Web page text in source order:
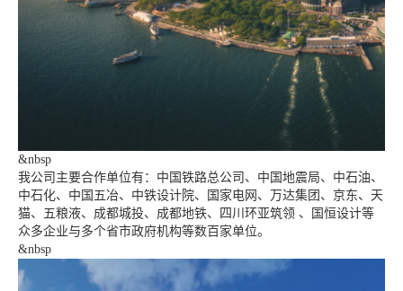
&nbsp
我公司主要合作单位有：中国铁路总公司、中国地震局、中石油、
中石化、中国五冶、中铁设计院、国家电网、万达集团、京东、天
猫、五粮液、成都城投、成都地铁、四川环亚筑领 、国恒设计等
众多企业与多个省市政府机构等数百家单位。
&nbsp